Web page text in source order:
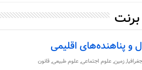
برنت
پناهنده‌های اقلیمی
جغرافیا,زمین,علوم اجتماعی,علوم طبیعی,قانون